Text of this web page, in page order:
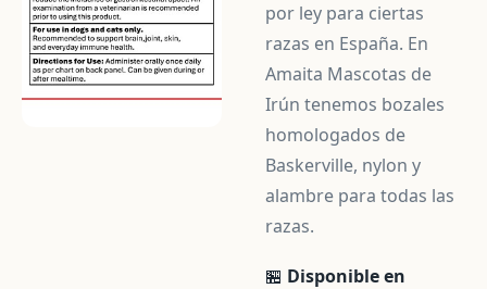
por ley para ciertas
razas en España. En
Amaita Mascotas de
Irún tenemos bozales
homologados de
Baskerville, nylon y
alambre para todas las
razas.
🏪 Disponible en